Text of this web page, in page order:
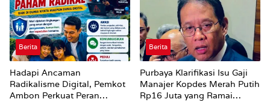
Berita
Hadapi Ancaman
Radikalisme Digital, Pemkot
Ambon Perkuat Peran
Berita
Purbaya Klarifikasi Isu Gaji
Manajer Kopdes Merah Putih
Rp16 Juta yang Ramai